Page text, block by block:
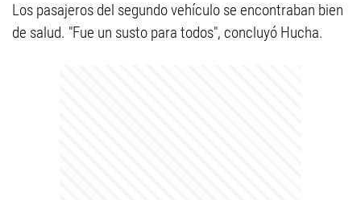
Los pasajeros del segundo vehículo se encontraban bien
de salud. "Fue un susto para todos", concluyó Hucha.